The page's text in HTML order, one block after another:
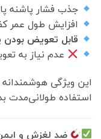
جذب فشار پاشنه پا
افزایش طول عمر
قابل تعویض بودن
عدم نیاز به
این ویژگی
استفاده طولانی‌مدت
ضد لغزش و